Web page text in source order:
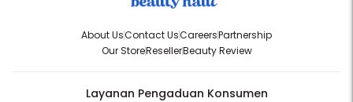
About UsContact UsCareersPartnership
Our StoreResellerBeauty Review
Layanan Pengaduan Konsumen